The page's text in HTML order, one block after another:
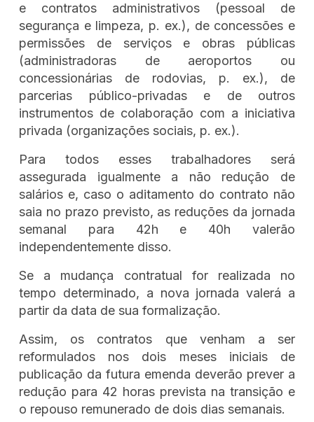
e contratos administrativos (pessoal de
segurança e limpeza, p. ex.), de concessões e
permissões de serviços e obras públicas
(administradoras de aeroportos ou
concessionárias de rodovias, p. ex.), de
parcerias público-privadas e de outros
instrumentos de colaboração com a iniciativa
privada (organizações sociais, p. ex.).
Para todos esses trabalhadores será
assegurada igualmente a não redução de
salários e, caso o aditamento do contrato não
saia no prazo previsto, as reduções da jornada
semanal para 42h e 40h valerão
independentemente disso.
Se a mudança contratual for realizada no
tempo determinado, a nova jornada valerá a
partir da data de sua formalização.
Assim, os contratos que venham a ser
reformulados nos dois meses iniciais de
publicação da futura emenda deverão prever a
redução para 42 horas prevista na transição e
o repouso remunerado de dois dias semanais.